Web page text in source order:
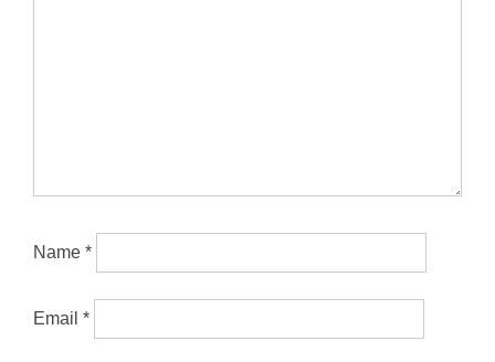
Name *
Email *